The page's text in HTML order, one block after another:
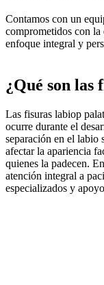
Contamos con un
comprometidos con
enfoque integral y
¿Qué son las
Las fisuras labiop
ocurre durante el
separación en el labio
afectar la apariencia
quienes la padecen.
atención integral a
especializados y